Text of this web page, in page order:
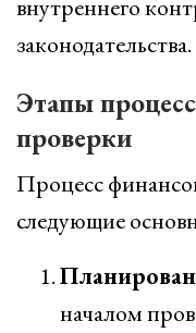
внутреннего
законодательства.
Этапы
проверки
Процесс
следующие
началом